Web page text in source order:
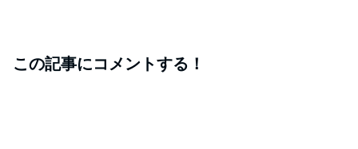
この記事にコメントする！